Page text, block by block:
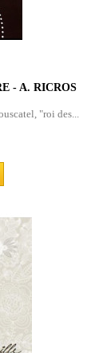
- A. RICROS
"roi des...